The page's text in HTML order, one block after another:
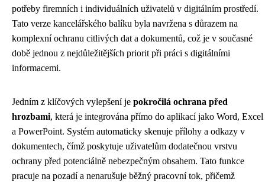
potřeby firemních i individuálních uživatelů v digitálním prostředí.
Tato verze kancelářského balíku byla navržena s důrazem na
komplexní ochranu citlivých dat a dokumentů, což je v současné
době jednou z nejdůležitějších priorit při práci s digitálními
informacemi.
Jedním z klíčových vylepšení je pokročilá ochrana před
hrozbami, která je integrována přímo do aplikací jako Word, Excel
a PowerPoint. Systém automaticky skenuje přílohy a odkazy v
dokumentech, čímž poskytuje uživatelům dodatečnou vrstvu
ochrany před potenciálně nebezpečným obsahem. Tato funkce
pracuje na pozadí a nenarušuje běžný pracovní tok, přičemž